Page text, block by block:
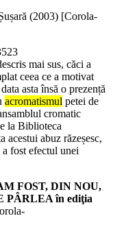
(2003) [Corola-
mai sus, căci a
ceea ce a motivat
asta însă o prezență
acromatismul petei de
cromatic
la Biblioteca
acestui abuz răzeșesc,
a fost efectul unei
FOST, DIN NOU,
PÂRLEA în ediţia